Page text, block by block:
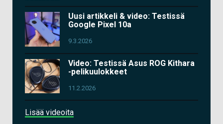
Uusi artikkeli & video: Testissä
Google Pixel 10a
9.3.2026
Video: Testissä Asus ROG Kithara
-pelikuulokkeet
11.2.2026
Lisää videoita